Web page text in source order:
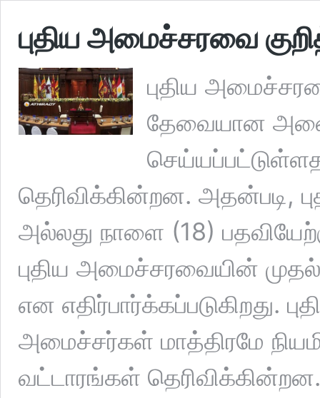
புதிய அமைச்சரவை
புதிய
தேவையான
தெரிவிக்கின்றன. அதன்படி,
அல்லது நாளை (18)
புதிய அமைச்சரவையின்
என எதிர்பார்க்கப்படுகிறது.
அமைச்சர்கள் மாத்திரமே
வட்டாரங்கள்